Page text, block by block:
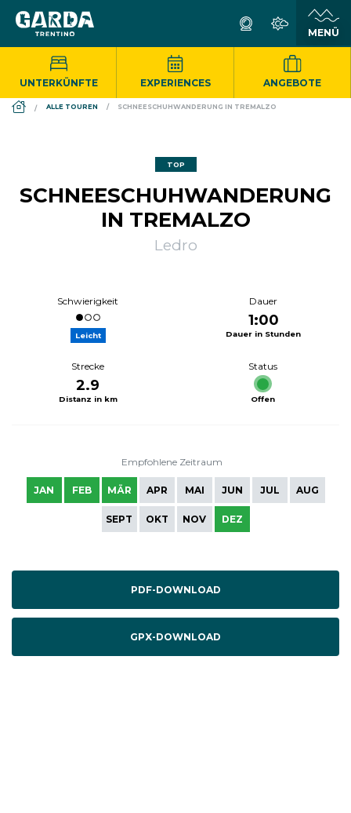
UNTERKÜNFTE EXPERIENCES ANGEBOTE
DS_BREADCRUMB.HOME
ALLE TOUREN SCHNEESCHUHWANDERUNG IN TREMALZO
TOP
SCHNEESCHUHWANDERUNG
IN TREMALZO
Ledro
Schwierigkeit
Leicht
Dauer
1:00
Dauer in Stunden
Strecke
2.9
Distanz in km
Status
Offen
Empfohlene Zeitraum
JAN FEB MÄR APR MAI JUN JUL AUG
SEPT OKT NOV DEZ
PDF-DOWNLOAD
GPX-DOWNLOAD